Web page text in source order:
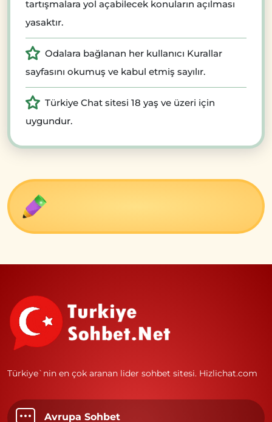
tartışmalara yol açabilecek konuların açılması
yasaktır.
Odalara bağlanan her kullanıcı Kurallar
sayfasını okumuş ve kabul etmiş sayılır.
Türkiye Chat sitesi 18 yaş ve üzeri için
uygundur.
Türkiye`nin en çok aranan lider sohbet sitesi. Hizlichat.com
Avrupa Sohbet